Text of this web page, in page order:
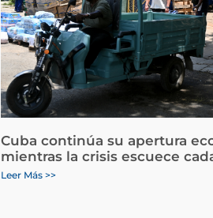
Cuba continúa su apertura
mientras la crisis escuece
Leer Más >>